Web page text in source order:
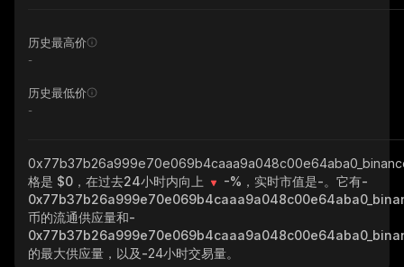
历史最高价
-
历史最低价
-
格是 $0，在过去24小时内向上
-% ，实时市值是-。它有-
币的流通供应量和-
的最大供应量，以及-24小时交易量。